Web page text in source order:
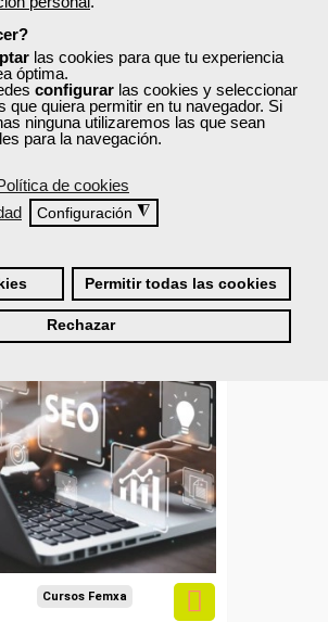
las cookies para que tu experiencia
óptima.
configurar las cookies y seleccionar
que quiera permitir en tu navegador. Si
ninguna utilizaremos las que sean
para la navegación.
de cookies
Configuración ◮
Permitir todas las cookies
Rechazar
en procesos
Curso Gratuito
30 horas
Online (toda España)
Ver curso
subvencionada.
Para desempleados,
trabajadores y
autónomos.
Sector
-Comercio.
Cursos Femxa